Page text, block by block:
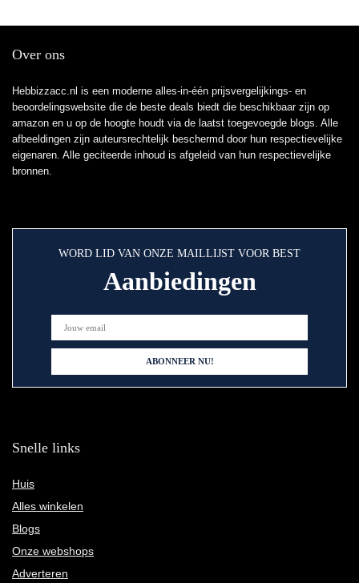
Over ons
Hebbizzacc.nl is een moderne alles-in-één prijsvergelijkings- en
beoordelingswebsite die de beste deals biedt die beschikbaar zijn op
amazon en u op de hoogte houdt via de laatst toegevoegde blogs. Alle
afbeeldingen zijn auteursrechtelijk beschermd door hun respectievelijke
eigenaren. Alle geciteerde inhoud is afgeleid van hun respectievelijke
bronnen.
WORD LID VAN ONZE MAILLIJST VOOR BEST
Aanbiedingen
Snelle links
Huis
Alles winkelen
Blogs
Onze webshops
Adverteren